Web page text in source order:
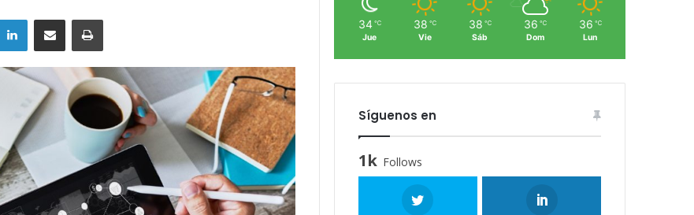
LinkedInCompartir por correo electrónicoImprimir 34 ℃
Jue
38 ℃
Vie
38 ℃
Sáb
36 ℃
Dom
36 ℃
Lun
Síguenos en
1k Follows